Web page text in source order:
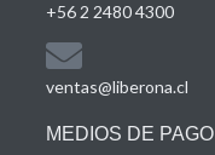
+56 2 2480 4300
ventas@liberona.cl
MEDIOS DE PAGO